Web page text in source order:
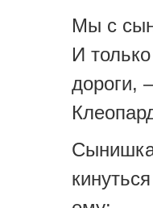
Мы с
И
дороги,